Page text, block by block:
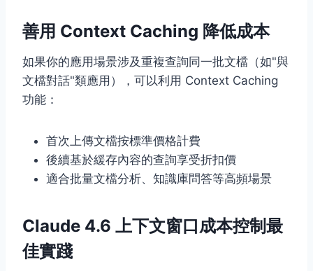
善用 Context Caching 降低成本
如果你的應用場景涉及重複查詢同一批文檔（如"與
文檔對話"類應用），可以利用 Context Caching
功能：
首次上傳文檔按標準價格計費
後續基於緩存內容的查詢享受折扣價
適合批量文檔分析、知識庫問答等高頻場景
Claude 4.6 上下文窗口成本控制最
佳實踐